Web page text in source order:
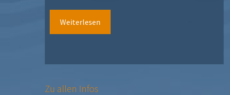
Weiterlesen
Zu allen Infos